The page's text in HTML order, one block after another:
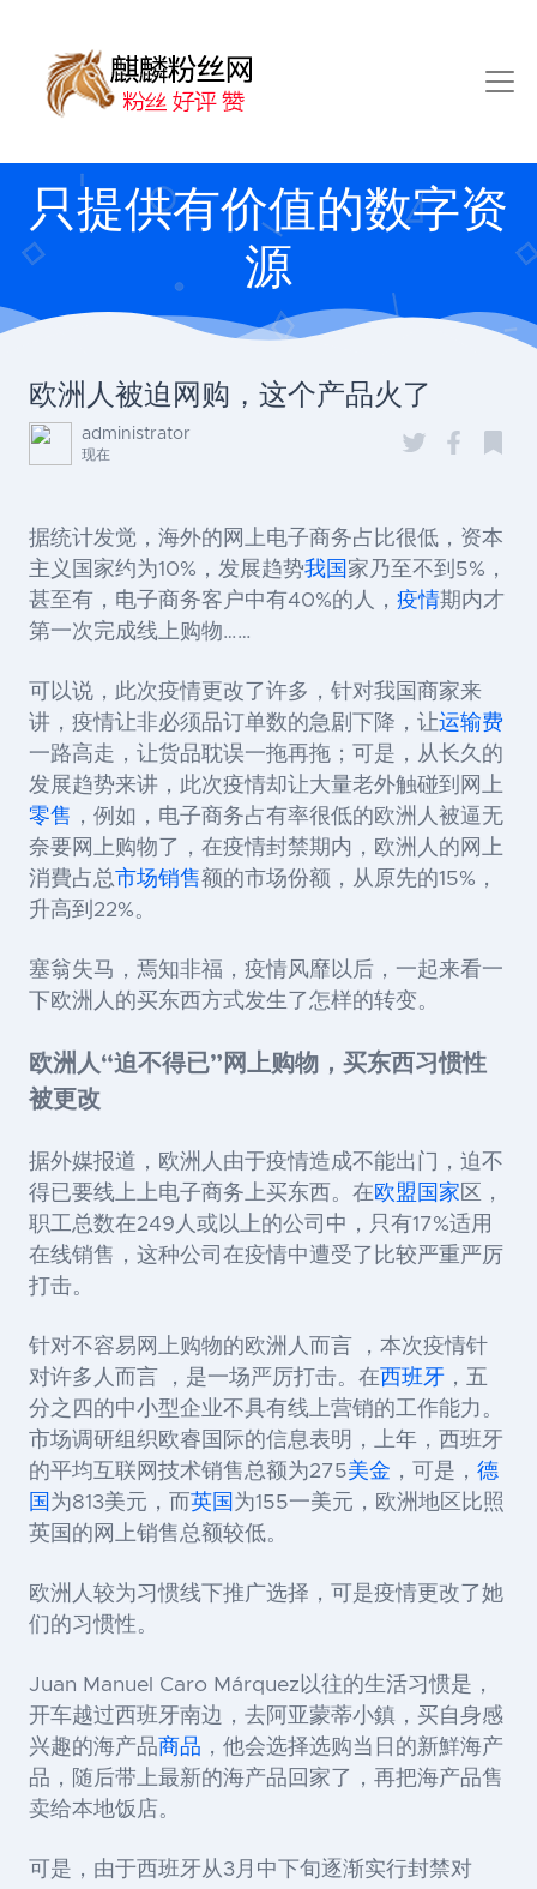
只提供有价值的数字资
源
欧洲人被迫网购，这个产品火了
administrator
现在
据统计发觉，海外的网上电子商务占比很低，资本
主义国家约为10%，发展趋势我国 家乃至不到5%，
甚至有，电子商务客户中有40%的人， 疫情期内才
第一次完成线上购物……
可以说，此次疫情更改了许多，针对我国商家来
讲，疫情让非必须品订单数的急剧下降，让运输费
一路高走，让货品耽误一拖再拖；可是，从长久的
发展趋势来讲，此次疫情却让大量老外触碰到网上
零售 ，例如，电子商务占有率很低的欧洲人被逼无
奈要网上购物了，在疫情封禁期内，欧洲人的网上
消費占总市场销售额的市场份额，从原先的15%，
升高到22%。
塞翁失马，焉知非福，疫情风靡以后，一起来看一
下欧洲人的买东西方式发生了怎样的转变。
欧洲人“迫不得已”网上购物，买东西习惯性
被更改
据外媒报道，欧洲人由于疫情造成不能出门，迫不
得已要线上上电子商务上买东西。在欧盟国家 区，
职工总数在249人或以上的公司中，只有17%适用
在线销售，这种公司在疫情中遭受了比较严重严厉
打击。
针对不容易网上购物的欧洲人而言 ，本次疫情针
对许多人而言 ，是一场严厉打击。在西班牙 ，五
分之四的中小型企业不具有线上营销的工作能力。
市场调研组织欧睿国际的信息表明，上年，西班牙
的平均互联网技术销售总额为275美金 ，可是， 德
国 为813美元，而英国 为155一美元，欧洲地区比照
英国的网上销售总额较低。
欧洲人较为习惯线下推广选择，可是疫情更改了她
们的习惯性。
Juan Manuel Caro Márquez以往的生活习惯是，
开车越过西班牙南边，去阿亚蒙蒂小鎮，买自身感
兴趣的海产品商品 ，他会选择选购当日的新鮮海产
品，随后带上最新的海产品回家了，再把海产品售
卖给本地饭店。
可是，由于西班牙从3月中下旬逐渐实行封禁对